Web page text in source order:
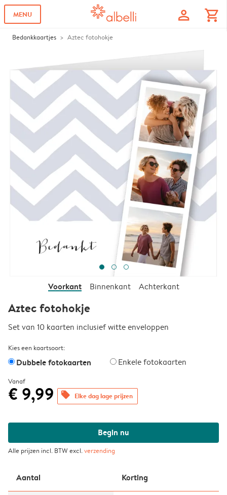
MENU profile shopping_cart
Bedankkaartjes Aztec fotohokje
Voorkant Binnenkant Achterkant
Aztec fotohokje
Set van 10 kaarten inclusief witte enveloppen
Kies een kaartsoort:
Dubbele fotokaarten Enkele fotokaarten
Vanaf
€ 9,99 offers Elke dag lage prijzen
Begin nu
Alle prijzen incl. BTW excl.verzending
Aantal Korting